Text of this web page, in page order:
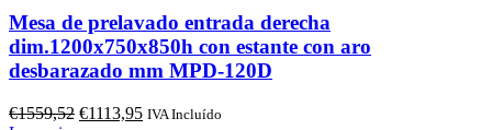
Mesa de prelavado entrada derecha
dim.1200x750x850h con estante con aro
desbarazado mm MPD-120D
€1559,52 O
€1113,95OIVA Incluído